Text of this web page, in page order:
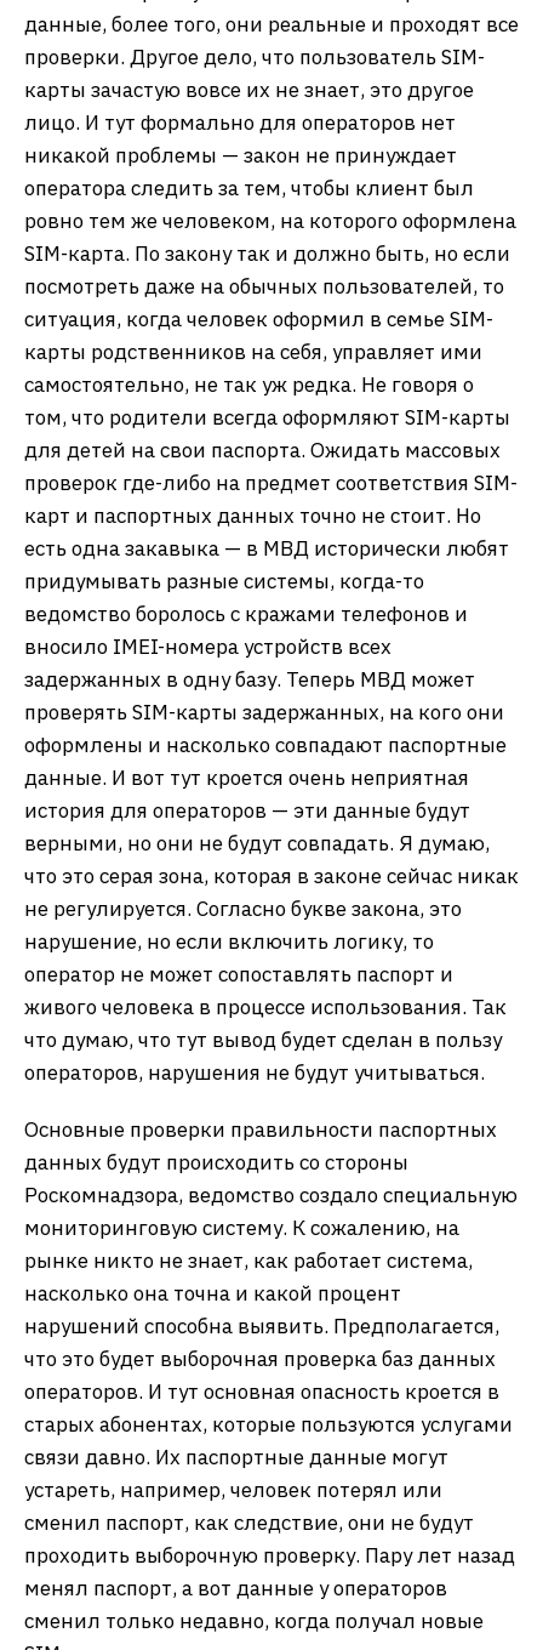
данные, более того, они реальные и проходят все
проверки. Другое дело, что пользователь SIM-
карты зачастую вовсе их не знает, это другое
лицо. И тут формально для операторов нет
никакой проблемы — закон не принуждает
оператора следить за тем, чтобы клиент был
ровно тем же человеком, на которого оформлена
SIM-карта. По закону так и должно быть, но если
посмотреть даже на обычных пользователей, то
ситуация, когда человек оформил в семье SIM-
карты родственников на себя, управляет ими
самостоятельно, не так уж редка. Не говоря о
том, что родители всегда оформляют SIM-карты
для детей на свои паспорта. Ожидать массовых
проверок где-либо на предмет соответствия SIM-
карт и паспортных данных точно не стоит. Но
есть одна закавыка — в МВД исторически любят
придумывать разные системы, когда-то
ведомство боролось с кражами телефонов и
вносило IMEI-номера устройств всех
задержанных в одну базу. Теперь МВД может
проверять SIM-карты задержанных, на кого они
оформлены и насколько совпадают паспортные
данные. И вот тут кроется очень неприятная
история для операторов — эти данные будут
верными, но они не будут совпадать. Я думаю,
что это серая зона, которая в законе сейчас никак
не регулируется. Согласно букве закона, это
нарушение, но если включить логику, то
оператор не может сопоставлять паспорт и
живого человека в процессе использования. Так
что думаю, что тут вывод будет сделан в пользу
операторов, нарушения не будут учитываться.
Основные проверки правильности паспортных
данных будут происходить со стороны
Роскомнадзора, ведомство создало специальную
мониторинговую систему. К сожалению, на
рынке никто не знает, как работает система,
насколько она точна и какой процент
нарушений способна выявить. Предполагается,
что это будет выборочная проверка баз данных
операторов. И тут основная опасность кроется в
старых абонентах, которые пользуются услугами
связи давно. Их паспортные данные могут
устареть, например, человек потерял или
сменил паспорт, как следствие, они не будут
проходить выборочную проверку. Пару лет назад
менял паспорт, а вот данные у операторов
сменил только недавно, когда получал новые